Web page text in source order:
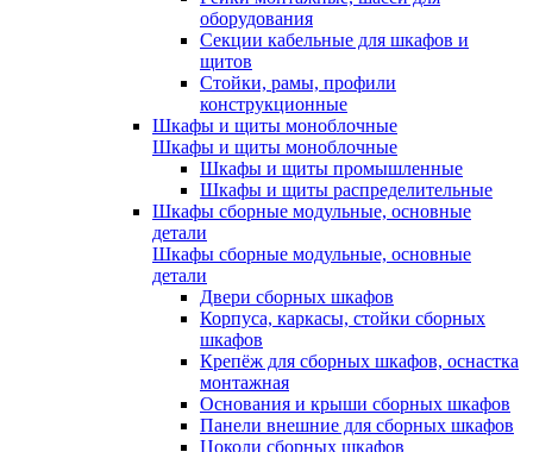
оборудования
Секции кабельные для шкафов и
щитов
Стойки, рамы, профили
конструкционные
Шкафы и щиты моноблочные
Шкафы и щиты моноблочные
Шкафы и щиты промышленные
Шкафы и щиты распределительные
Шкафы сборные модульные, основные
детали
Шкафы сборные модульные, основные
детали
Двери сборных шкафов
Корпуса, каркасы, стойки сборных
шкафов
Крепёж для сборных шкафов, оснастка
монтажная
Основания и крыши сборных шкафов
Панели внешние для сборных шкафов
Цоколи сборных шкафов